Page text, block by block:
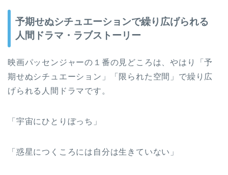
予期せぬシチュエーションで繰り広げられる
人間ドラマ・ラブストーリー
映画パッセンジャーの１番の見どころは、やはり「予
期せぬシチュエーション」「限られた空間」で繰り広
げられる人間ドラマです。
「宇宙にひとりぼっち」
「惑星につくころには自分は生きていない」